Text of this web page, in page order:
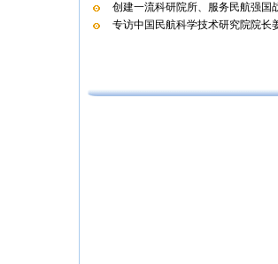
创建一流科研院所、服务民航强
专访中国民航科学技术研究院院长